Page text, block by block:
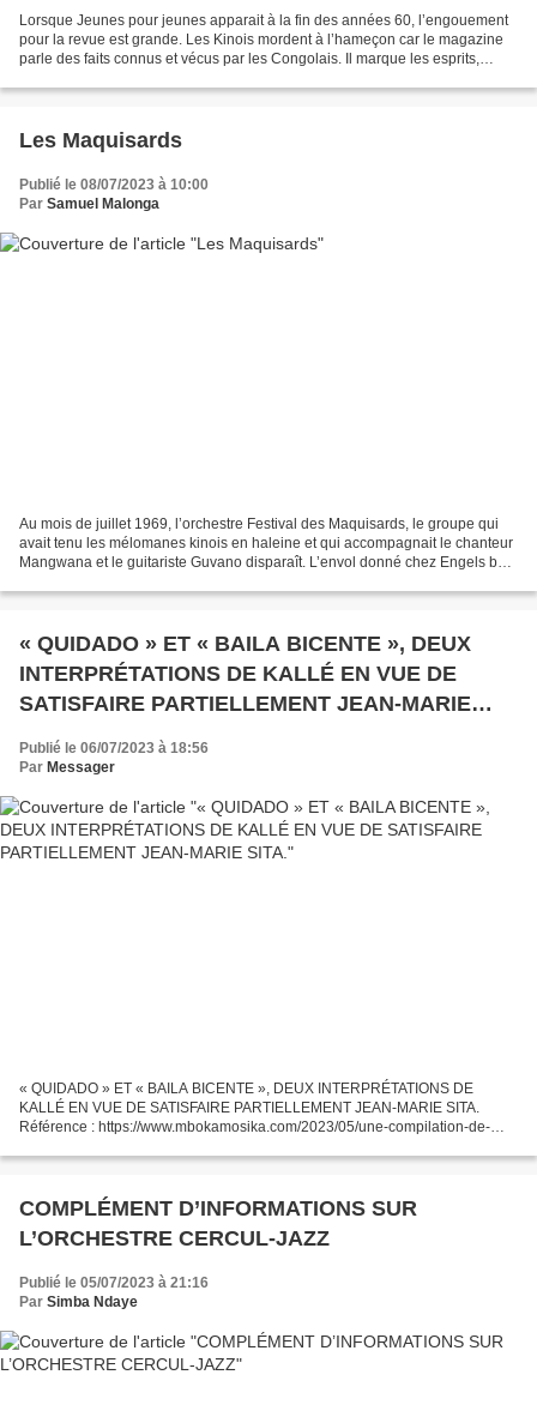
Lorsque Jeunes pour jeunes apparait à la fin des années 60, l’engouement
pour la revue est grande. Les Kinois mordent à l’hameçon car le magazine
parle des faits connus et vécus par les Congolais. Il marque les esprits,
Les Maquisards
Publié le 08/07/2023 à 10:00
Par Samuel Malonga
Au mois de juillet 1969, l’orchestre Festival des Maquisards, le groupe qui
avait tenu les mélomanes kinois en haleine et qui accompagnait le chanteur
Mangwana et le guitariste Guvano disparaît. L’envol donné chez Engels bar
« QUIDADO » ET « BAILA BICENTE », DEUX
INTERPRÉTATIONS DE KALLÉ EN VUE DE
SATISFAIRE PARTIELLEMENT JEAN-MARIE
SITA.
Publié le 06/07/2023 à 18:56
Par Messager
« QUIDADO » ET « BAILA BICENTE », DEUX INTERPRÉTATIONS DE
KALLÉ EN VUE DE SATISFAIRE PARTIELLEMENT JEAN-MARIE SITA.
Référence : https://www.mbokamosika.com/2023/05/une-compilation-de-
COMPLÉMENT D’INFORMATIONS SUR
L’ORCHESTRE CERCUL-JAZZ
Publié le 05/07/2023 à 21:16
Par Simba Ndaye